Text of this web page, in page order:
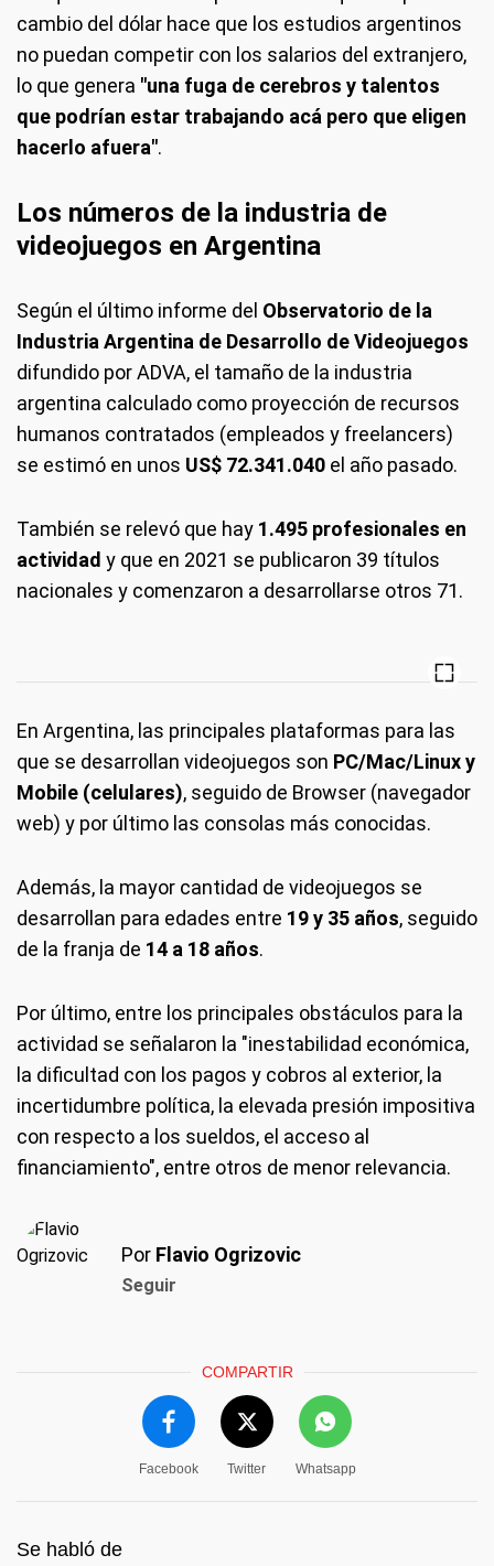
cambio del dólar hace que los estudios argentinos
no puedan competir con los salarios del extranjero,
lo que genera "una fuga de cerebros y talentos
que podrían estar trabajando acá pero que eligen
hacerlo afuera".
Los números de la industria de
videojuegos en Argentina
Según el último informe del Observatorio de la
Industria Argentina de Desarrollo de Videojuegos
difundido por ADVA, el tamaño de la industria
argentina calculado como proyección de recursos
humanos contratados (empleados y freelancers)
se estimó en unos US$ 72.341.040 el año pasado.
También se relevó que hay 1.495 profesionales en
actividad y que en 2021 se publicaron 39 títulos
nacionales y comenzaron a desarrollarse otros 71.
En Argentina, las principales plataformas para las
que se desarrollan videojuegos son PC/Mac/Linux y
Mobile (celulares), seguido de Browser (navegador
web) y por último las consolas más conocidas.
Además, la mayor cantidad de videojuegos se
desarrollan para edades entre 19 y 35 años, seguido
de la franja de 14 a 18 años.
Por último, entre los principales obstáculos para la
actividad se señalaron la "inestabilidad económica,
la dificultad con los pagos y cobros al exterior, la
incertidumbre política, la elevada presión impositiva
con respecto a los sueldos, el acceso al
financiamiento", entre otros de menor relevancia.
Por Flavio Ogrizovic
Seguir
COMPARTIR
Facebook Twitter Whatsapp
Se habló de